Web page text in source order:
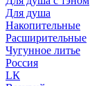
Для душа
Накопительные
Расширительные
Чугунное литье
Россия
LК